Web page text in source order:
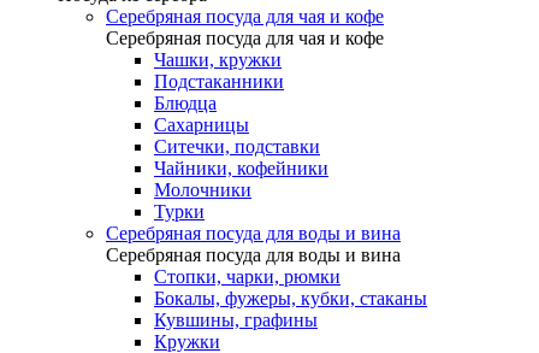
Серебряная посуда для чая и кофе
Серебряная посуда для чая и кофе
Чашки, кружки
Подстаканники
Блюдца
Сахарницы
Ситечки, подставки
Чайники, кофейники
Молочники
Турки
Серебряная посуда для воды и вина
Серебряная посуда для воды и вина
Стопки, чарки, рюмки
Бокалы, фужеры, кубки, стаканы
Кувшины, графины
Кружки